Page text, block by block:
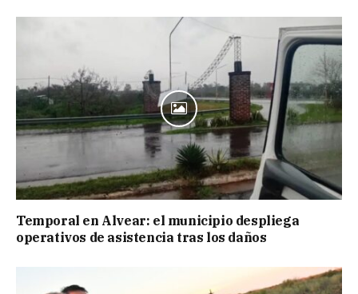
Temporal en Alvear: el municipio despliega
operativos de asistencia tras los daños